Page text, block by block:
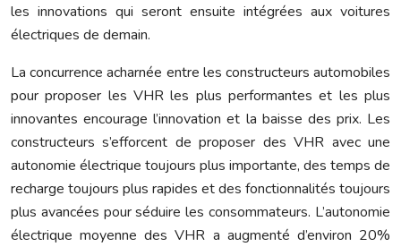
les innovations qui seront ensuite intégrées aux voitures
électriques de demain.
La concurrence acharnée entre les constructeurs automobiles
pour proposer les VHR les plus performantes et les plus
innovantes encourage l’innovation et la baisse des prix. Les
constructeurs s’efforcent de proposer des VHR avec une
autonomie électrique toujours plus importante, des temps de
recharge toujours plus rapides et des fonctionnalités toujours
plus avancées pour séduire les consommateurs. L’autonomie
électrique moyenne des VHR a augmenté d’environ 20%